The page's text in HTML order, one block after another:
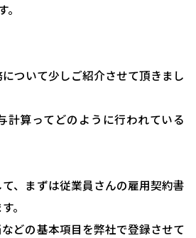
ついて少しご紹介させて頂きまし
計算ってどのように行われている
、まずは従業員さんの雇用契約書
。
どの基本項目を弊社で登録させて